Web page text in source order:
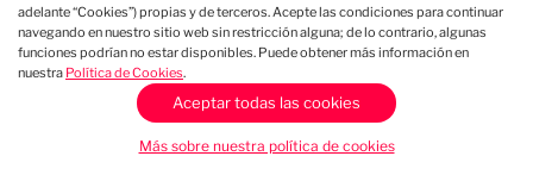
Fede Vigevani, el fenómeno digital y
adelante “Cookies”) propias y de terceros. Acepte las condiciones para continuar
navegando en nuestro sitio web sin restricción alguna; de lo contrario, algunas
funciones podrían no estar disponibles. Puede obtener más información en
nuestra Política de Cookies.
Aceptar todas las cookies
Más sobre nuestra política de cookies